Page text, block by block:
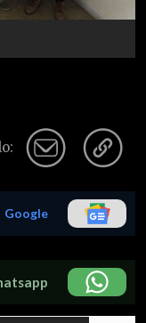
Google